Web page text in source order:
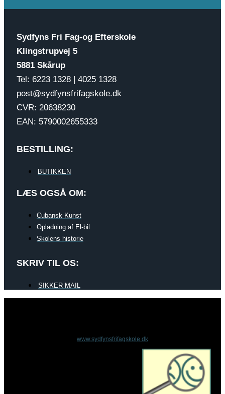
Sydfyns Fri Fag-og Efterskole
Klingstrupvej 5
5881 Skårup
Tel: 6223 1328 | 4025 1328
post@sydfynsfrifagskole.dk
CVR: 20638230
EAN: 5790002655333
BESTILLING:
BUTIKKEN
LÆS OGSÅ OM:
Cubansk Kunst
Opladning af El-bil
Skolens historie
SKRIV TIL OS:
SIKKER MAIL
www.sydfynsfrifagskole.dk